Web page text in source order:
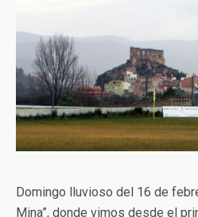
Domingo lluvioso del 16 de
Mina”, donde vimos desde el